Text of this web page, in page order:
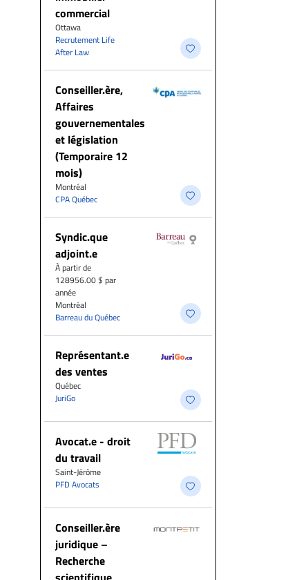
commercial
Ottawa
Recrutement Life
After Law
Conseiller.ère,
Affaires
gouvernementales
et législation
(Temporaire 12
mois)
Montréal
CPA Québec
Syndic.que
adjoint.e
À partir de
128956.00 $ par
année
Montréal
Barreau du Québec
Représentant.e
des ventes
Québec
JuriGo
Avocat.e - droit
du travail
Saint-Jérôme
PFD Avocats
Conseiller.ère
juridique –
Recherche